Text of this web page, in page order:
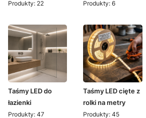
Produkty: 22 Produkty: 6
Taśmy LED do
łazienki
Produkty: 47
Taśmy LED cięte z
rolki na metry
Produkty: 45